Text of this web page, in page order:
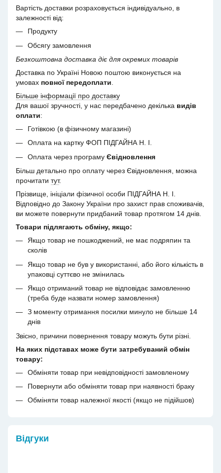
Вартість доставки розраховується індивідуально, в
залежності від:
Продукту
Обсягу замовлення
Безкоштовна доставка діє для окремих товарів
Доставка по Україні Новою поштою виконується на
умовах повної передоплати
Більше інформації про доставку
Для вашої зручності, у нас передбачено декілька видів
оплати:
Готівкою (в фізичному магазині)
Оплата на картку ФОП ПІДГАЙНА Н. І.
Оплата через програму Євідновлення
Більш детально про оплату через Євідновлення, можна
прочитати тут.
Прізвище, ініціали фізичної особи ПІДГАЙНА Н. І.
Відповідно до Закону України про захист прав споживачів,
ви можете повернути придбаний товар протягом 14 днів.
Товари підлягають обміну, якщо:
Якщо товар не пошкоджений, не має подряпин та
сколів
Якщо товар не був у використанні, або його кількість в
упаковці суттєво не змінилась
Якщо отриманий товар не відповідає замовленню
(треба буде назвати номер замовлення)
З моменту отримання посилки минуло не більше 14
днів
Звісно, причини повернення товару можуть бути різні.
На яких підставах може бути затребуваний обмін
товару:
Обміняти товар при невідповідності замовленому
Повернути або обміняти товар при наявності браку
Обміняти товар належної якості (якщо не підійшов)
Відгуки